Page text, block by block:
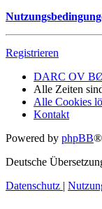
Registrieren
DARC OV
Alle Zeiten
Alle Cookies
Kontakt
Powered by phpBB®
Deutsche
Datenschutz |